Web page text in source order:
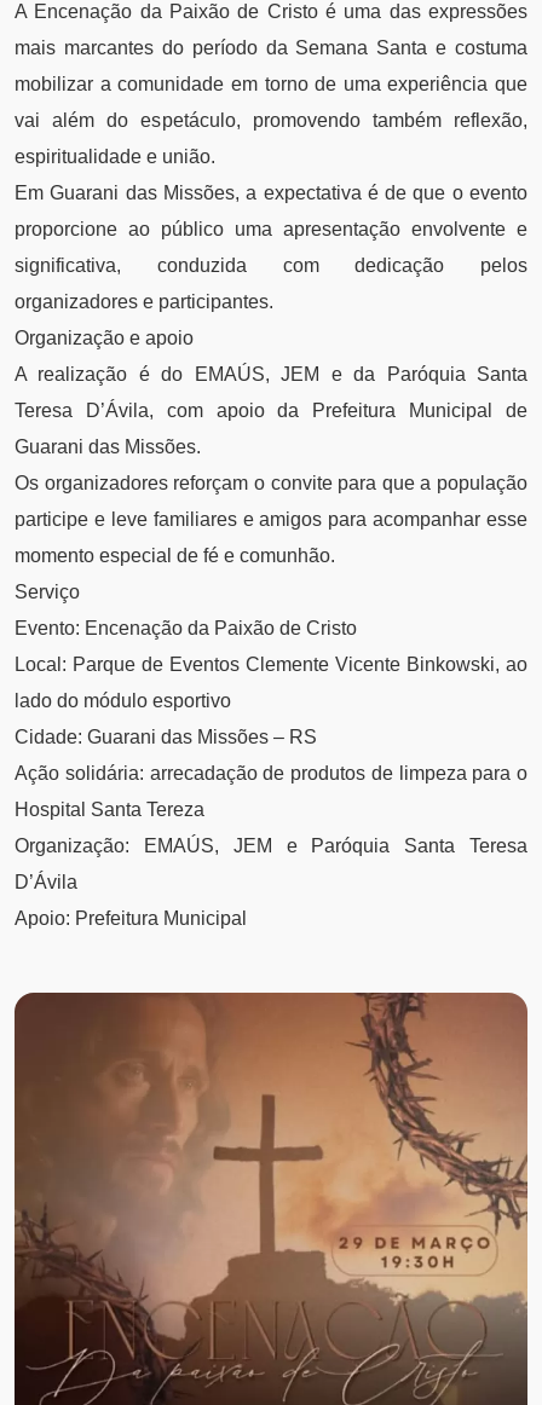
A Encenação da Paixão de Cristo é uma das expressões
mais marcantes do período da Semana Santa e costuma
mobilizar a comunidade em torno de uma experiência que
vai além do espetáculo, promovendo também reflexão,
espiritualidade e união.
Em Guarani das Missões, a expectativa é de que o evento
proporcione ao público uma apresentação envolvente e
significativa, conduzida com dedicação pelos
organizadores e participantes.
Organização e apoio
A realização é do EMAÚS, JEM e da Paróquia Santa
Teresa D’Ávila, com apoio da Prefeitura Municipal de
Guarani das Missões.
Os organizadores reforçam o convite para que a população
participe e leve familiares e amigos para acompanhar esse
momento especial de fé e comunhão.
Serviço
Evento: Encenação da Paixão de Cristo
Local: Parque de Eventos Clemente Vicente Binkowski, ao
lado do módulo esportivo
Cidade: Guarani das Missões – RS
Ação solidária: arrecadação de produtos de limpeza para o
Hospital Santa Tereza
Organização: EMAÚS, JEM e Paróquia Santa Teresa
D’Ávila
Apoio: Prefeitura Municipal